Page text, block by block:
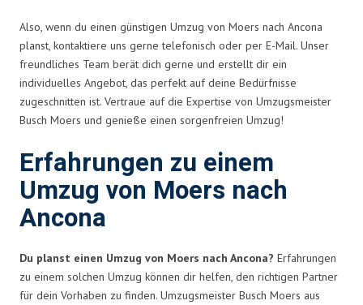
Also, wenn du einen günstigen Umzug von Moers nach Ancona
planst, kontaktiere uns gerne telefonisch oder per E-Mail. Unser
freundliches Team berät dich gerne und erstellt dir ein
individuelles Angebot, das perfekt auf deine Bedürfnisse
zugeschnitten ist. Vertraue auf die Expertise von Umzugsmeister
Busch Moers und genieße einen sorgenfreien Umzug!
Erfahrungen zu einem
Umzug von Moers nach
Ancona
Du planst einen Umzug von Moers nach Ancona? Erfahrungen
zu einem solchen Umzug können dir helfen, den richtigen Partner
für dein Vorhaben zu finden. Umzugsmeister Busch Moers aus